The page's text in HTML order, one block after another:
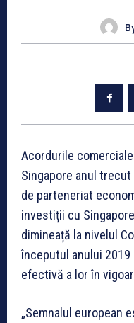
Acordurile
Singapore anul
de parteneriat
investiții cu
dimineață la nivelul
începutul anului
efectivă a lor în
„Semnalul european